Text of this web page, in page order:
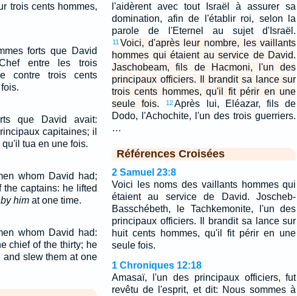
trois cents hommes,
forts que David
entre les trois
contre trois cents
que David avait:
capitaines; il
tua en une fois.
whom David had;
captains: he lifted
by himat one time.
whom David had:
chief of the thirty; he
and slew them at one
l'aidèrent avec tout Israël à assurer sa
domination, afin de l'établir roi, selon la
parole de l'Eternel au sujet d'Israël.
11 Voici, d'après leur nombre, les vaillants
hommes qui étaient au service de David.
Jaschobeam, fils de Hacmoni, l'un des
principaux officiers. Il brandit sa lance sur
trois cents hommes, qu'il fit périr en une
seule fois.
12 Après lui, Eléazar, fils de
Dodo, l'Achochite, l'un des trois guerriers.
…
Références Croisées
2 Samuel 23:8
Voici les noms des vaillants hommes qui
étaient au service de David. Joscheb-
Basschébeth, le Tachkemonite, l'un des
principaux officiers. Il brandit sa lance sur
huit cents hommes, qu'il fit périr en une
seule fois.
1 Chroniques 12:18
Amasaï, l'un des principaux officiers, fut
revêtu de l'esprit, et dit: Nous sommes à